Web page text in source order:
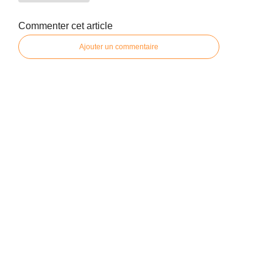
Commenter cet article
Ajouter un commentaire